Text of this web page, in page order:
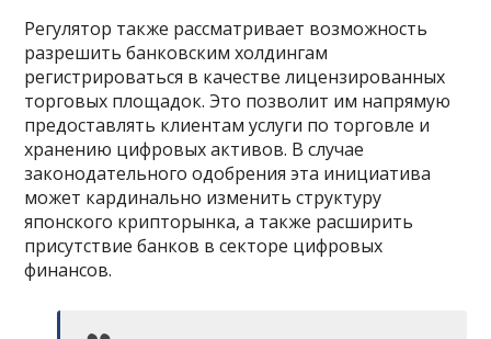
Регулятор также рассматривает возможность
разрешить банковским холдингам
регистрироваться в качестве лицензированных
торговых площадок. Это позволит им напрямую
предоставлять клиентам услуги по торговле и
хранению цифровых активов. В случае
законодательного одобрения эта инициатива
может кардинально изменить структуру
японского крипторынка, а также расширить
присутствие банков в секторе цифровых
финансов.